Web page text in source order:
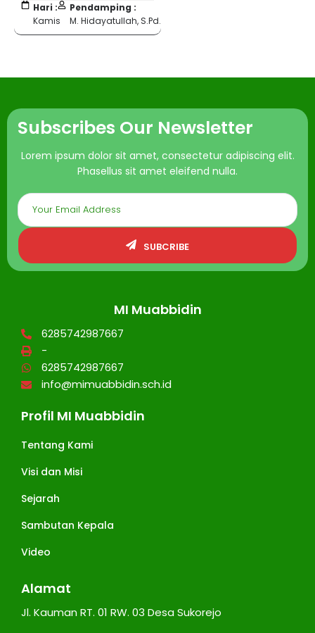
Hari :
Kamis
Pendamping :
M. Hidayatullah, S.Pd.
Subscribes Our Newsletter
Lorem ipsum dolor sit amet, consectetur adipiscing elit.
Phasellus sit amet eleifend nulla.
SUBCRIBE
MI Muabbidin
6285742987667
-
6285742987667
info@mimuabbidin.sch.id
Profil MI Muabbidin
Tentang Kami
Visi dan Misi
Sejarah
Sambutan Kepala
Video
Alamat
Jl. Kauman RT. 01 RW. 03 Desa Sukorejo